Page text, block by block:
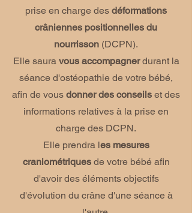
prise en charge des déformations
crâniennes positionnelles du
nourrisson (DCPN).
Elle saura vous accompagnerdurant la
séance d'ostéopathie de votre bébé,
afin de vous donner des conseils et des
informations relatives à la prise en
charge des DCPN.
Elle prendra les mesures
craniométriquesde votre bébé afin
d'avoir des éléments objectifs
d'évolution du crâne d'une séance à